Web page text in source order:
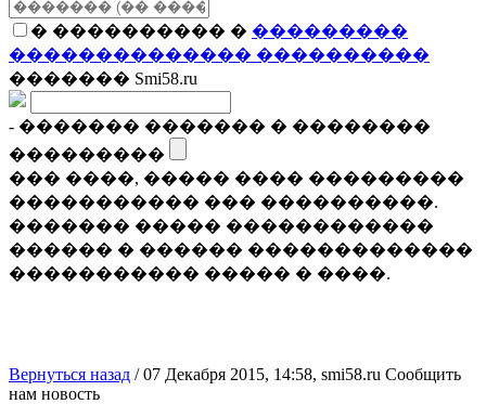
� ���������� � ���������
�������������� ����������
������� Smi58.ru
- ������� ������� � ��������
���������
��� ����, ����� ���� ���������
����������� ��� ����������.
������� ����� ������������
������ � ������ �������������
����������� ����� � ����.
Вернуться назад /07 Декабря 2015, 14:58, smi58.ru Сообщить
нам новость